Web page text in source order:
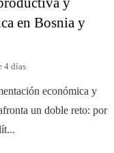
en Bosnia y
4 días
económica y
un doble reto: por